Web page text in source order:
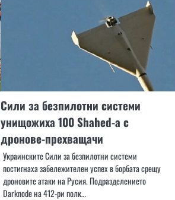
Сили за безпилотни системи
унищожиха 100 Shahed-а с
дронове-прехващачи
Украинските Сили за безпилотни системи
постигнаха забележителен успех в борбата срещу
дроновите атаки на Русия. Подразделението
Darknode на 412-ри полк…